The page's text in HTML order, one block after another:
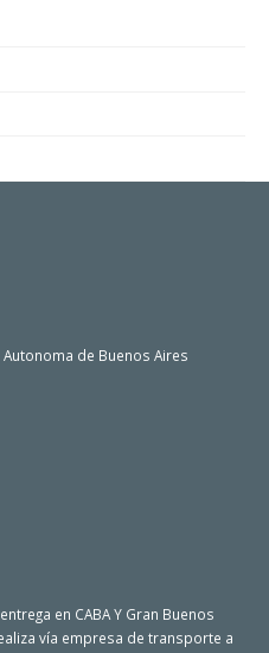
de Buenos Aires
en CABA Y Gran Buenos
vía empresa de transporte a